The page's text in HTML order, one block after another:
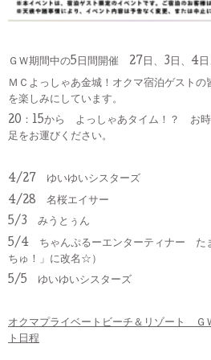
ＧＷ期間中の5日間開催 27日、3日、4日
ＭＣよっしゃあ金城！オクマ宿泊ゲストの
を楽しみにしています。
20：15から よっしゃあタイム！？ お時
足をお運びください。
4/27 ゆいゆいシスターズ
4/28 名桜エイサー
5/3 みうとぅん
5/4 ちゃんぷるーエンターティナー た
ちゅ！」に改名☆）
5/5 ゆいゆいシスターズ
オクマプライベートビーチ＆リゾート Ｇ
ト日程